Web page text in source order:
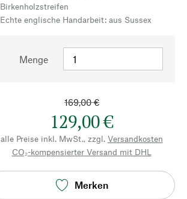
Birkenholzstreifen
Echte englische Handarbeit: aus Sussex
Menge
169,00 €
129,00 €
alle Preise inkl. MwSt., zzgl. Versandkosten
CO₂-kompensierter Versand mit DHL
Merken